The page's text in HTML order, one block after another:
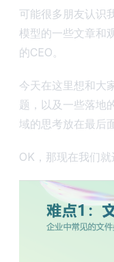
可能很多朋友认识
模型的一些文章和
的CEO。
今天在这里想和大
题，以及一些落地
域的思考放在最后
OK，那现在我们